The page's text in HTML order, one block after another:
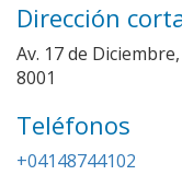
Dirección
Av. 17 de
8001
Teléfonos
+04148744102
Imagen